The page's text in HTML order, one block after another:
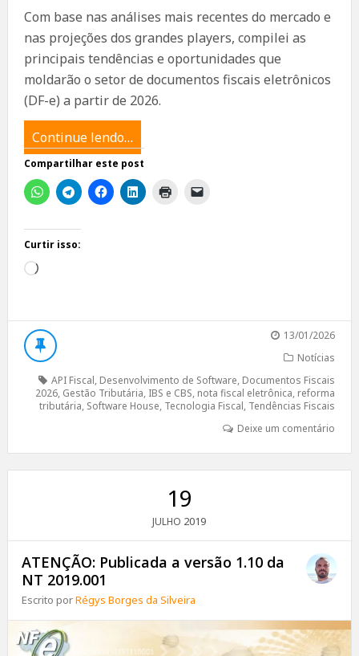
Com base nas análises mais recentes do mercado e
nas projeções dos grandes players, compilei as
principais tendências e oportunidades que
moldarão o setor de documentos fiscais eletrônicos
(DF-e) a partir de 2026.
Continue lendo…
Compartilhar este post
Curtir isso:
Carregando...
13/01/2026
Notícias
API Fiscal, Desenvolvimento de Software, Documentos Fiscais
2026, Gestão Tributária, IBS e CBS, nota fiscal eletrônica, reforma
tributária, Software House, Tecnologia Fiscal, Tendências Fiscais
Deixe um comentário
19
JULHO 2019
ATENÇÃO: Publicada a versão 1.10 da
NT 2019.001
Escrito porRégys Borges da Silveira